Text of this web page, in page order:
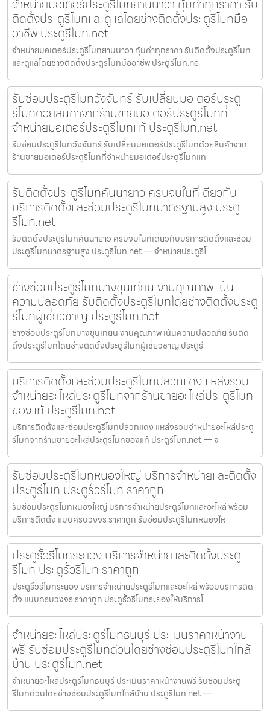
จำหน่ายมอเตอร์ประตูรีโมทยานนาวา คุ้มค่าทุกราคา รับ
ติดตั้งประตูรีโมทและดูแลโดยช่างติดตั้งประตูรีโมทมือ
อาชีพ ประตูรีโมท.net
จำหน่ายมอเตอร์ประตูรีโมทยานนาวา คุ้มค่าทุกราคา รับติดตั้งประตูรีโมท
และดูแลโดยช่างติดตั้งประตูรีโมทมืออาชีพ ประตูรีโมท.ne
รับซ่อมประตูรีโมทวังจันทร์ รับเปลี่ยนมอเตอร์ประตู
รีโมทด้วยสินค้าจากร้านขายมอเตอร์ประตูรีโมทที่
จำหน่ายมอเตอร์ประตูรีโมทแท้ ประตูรีโมท.net
รับซ่อมประตูรีโมทวังจันทร์ รับเปลี่ยนมอเตอร์ประตูรีโมทด้วยสินค้าจาก
ร้านขายมอเตอร์ประตูรีโมทที่จำหน่ายมอเตอร์ประตูรีโมทแท
รับติดตั้งประตูรีโมทคันนายาว ครบจบในที่เดียวกับ
บริการติดตั้งและซ่อมประตูรีโมทมาตรฐานสูง ประตู
รีโมท.net
รับติดตั้งประตูรีโมทคันนายาว ครบจบในที่เดียวกับบริการติดตั้งและซ่อม
ประตูรีโมทมาตรฐานสูง ประตูรีโมท.net — จำหน่ายประตูรีโ
ช่างซ่อมประตูรีโมทบางขุนเทียน งานคุณภาพ เน้น
ความปลอดภัย รับติดตั้งประตูรีโมทโดยช่างติดตั้งประตู
รีโมทผู้เชี่ยวชาญ ประตูรีโมท.net
ช่างซ่อมประตูรีโมทบางขุนเทียน งานคุณภาพ เน้นความปลอดภัย รับติด
ตั้งประตูรีโมทโดยช่างติดตั้งประตูรีโมทผู้เชี่ยวชาญ ประตูรี
บริการติดตั้งและซ่อมประตูรีโมทปลวกแดง แหล่งรวม
จำหน่ายอะไหล่ประตูรีโมทจากร้านขายอะไหล่ประตูรีโมท
ของแท้ ประตูรีโมท.net
บริการติดตั้งและซ่อมประตูรีโมทปลวกแดง แหล่งรวมจำหน่ายอะไหล่ประตู
รีโมทจากร้านขายอะไหล่ประตูรีโมทของแท้ ประตูรีโมท.net — จ
รับซ่อมประตูรีโมทหนองใหญ่ บริการจำหน่ายและติดตั้ง
ประตูรีโมท ประตูรั้วรีโมท ราคาถูก
รับซ่อมประตูรีโมทหนองใหญ่ บริการจำหน่ายประตูรีโมทและอะไหล่ พร้อม
บริการติดตั้ง แบบครบวงจร ราคาถูก รับซ่อมประตูรีโมทหนองให
ประตูรั้วรีโมทระยอง บริการจำหน่ายและติดตั้งประตู
รีโมท ประตูรั้วรีโมท ราคาถูก
ประตูรั้วรีโมทระยอง บริการจำหน่ายประตูรีโมทและอะไหล่ พร้อมบริการติด
ตั้ง แบบครบวงจร ราคาถูก ประตูรั้วรีโมทระยองให้บริการโ
จำหน่ายอะไหล่ประตูรีโมทธนบุรี ประเมินราคาหน้างาน
ฟรี รับซ่อมประตูรีโมทด่วนโดยช่างซ่อมประตูรีโมทใกล้
บ้าน ประตูรีโมท.net
จำหน่ายอะไหล่ประตูรีโมทธนบุรี ประเมินราคาหน้างานฟรี รับซ่อมประตู
รีโมทด่วนโดยช่างซ่อมประตูรีโมทใกล้บ้าน ประตูรีโมท.net —